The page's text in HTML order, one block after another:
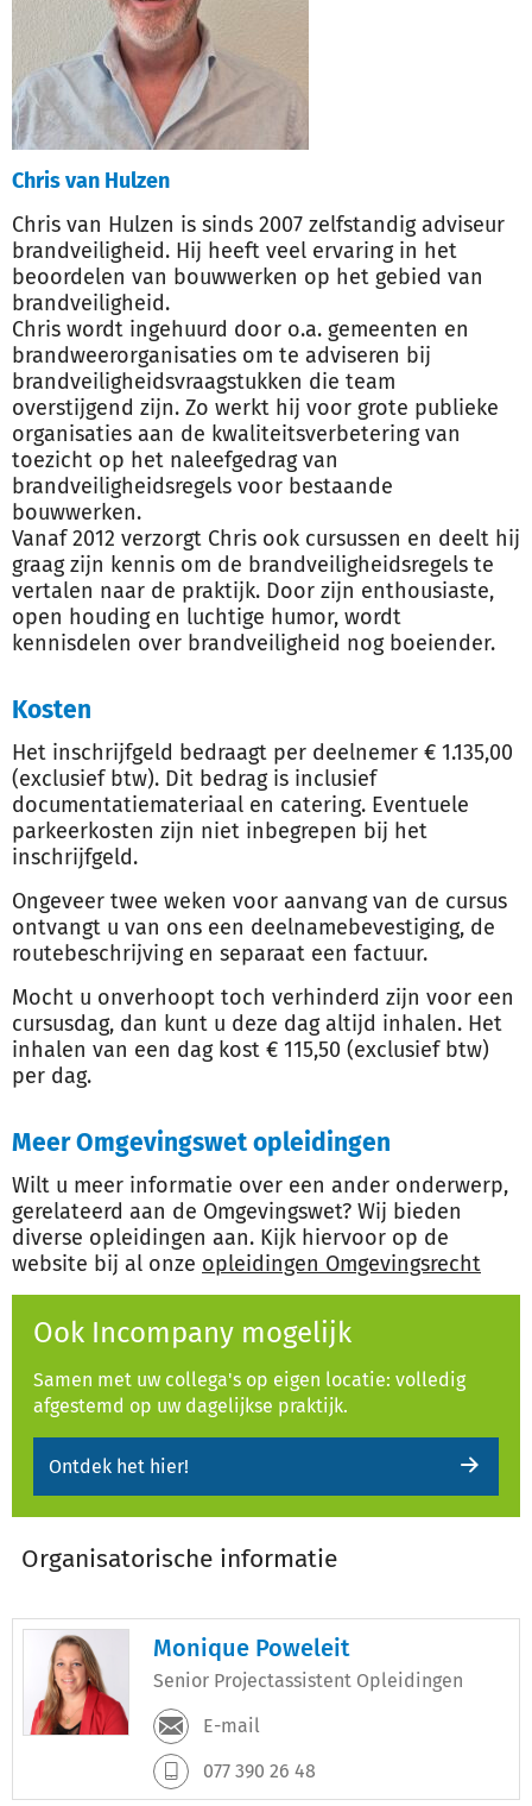
Chris van Hulzen
Chris van Hulzen is sinds 2007 zelfstandig adviseur
brandveiligheid. Hij heeft veel ervaring in het
beoordelen van bouwwerken op het gebied van
brandveiligheid.
Chris wordt ingehuurd door o.a. gemeenten en
brandweerorganisaties om te adviseren bij
brandveiligheidsvraagstukken die team
overstijgend zijn. Zo werkt hij voor grote publieke
organisaties aan de kwaliteitsverbetering van
toezicht op het naleefgedrag van
brandveiligheidsregels voor bestaande
bouwwerken.
Vanaf 2012 verzorgt Chris ook cursussen en deelt hij
graag zijn kennis om de brandveiligheidsregels te
vertalen naar de praktijk. Door zijn enthousiaste,
open houding en luchtige humor, wordt
kennisdelen over brandveiligheid nog boeiender.
Kosten
Het inschrijfgeld bedraagt per deelnemer € 1.135,00
(exclusief btw). Dit bedrag is inclusief
documentatiemateriaal en catering. Eventuele
parkeerkosten zijn niet inbegrepen bij het
inschrijfgeld.
Ongeveer twee weken voor aanvang van de cursus
ontvangt u van ons een deelnamebevestiging, de
routebeschrijving en separaat een factuur.
Mocht u onverhoopt toch verhinderd zijn voor een
cursusdag, dan kunt u deze dag altijd inhalen. Het
inhalen van een dag kost € 115,50 (exclusief btw)
per dag.
Meer Omgevingswet opleidingen
Wilt u meer informatie over een ander onderwerp,
gerelateerd aan de Omgevingswet? Wij bieden
diverse opleidingen aan. Kijk hiervoor op de
website bij al onze opleidingen Omgevingsrecht
Ook Incompany mogelijk
Samen met uw collega's op eigen locatie: volledig
afgestemd op uw dagelijkse praktijk.
Ontdek het hier!
Organisatorische informatie
Monique Poweleit
Senior Projectassistent Opleidingen
E-mail
077 390 26 48